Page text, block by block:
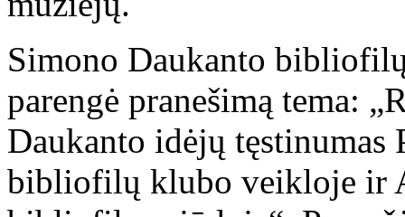
Simono Daukanto
parengė pranešimą tema:
Daukanto idėjų tęstinumas
bibliofilų klubo veikloje ir